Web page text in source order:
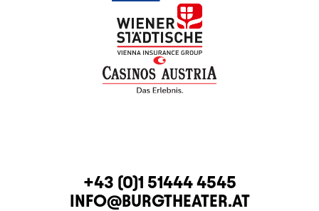
CONTACTTELEPHONE
+43 (0)1 51444 4545
E-MAIL
INFO@BURGTHEATER.AT